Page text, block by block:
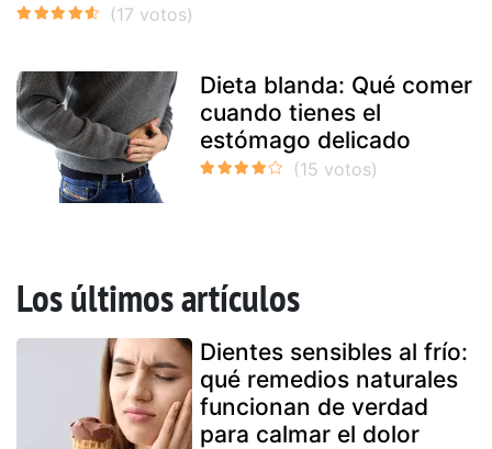
Dieta blanda: Qué comer
cuando tienes el
estómago delicado
Los últimos artículos
Dientes sensibles al frío:
qué remedios naturales
funcionan de verdad
para calmar el dolor